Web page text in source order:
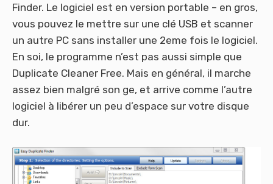
Finder. Le logiciel est en version portable – en gros,
vous pouvez le mettre sur une clé USB et scanner
un autre PC sans installer une 2eme fois le logiciel.
En soi, le programme n’est pas aussi simple que
Duplicate Cleaner Free. Mais en général, il marche
assez bien malgré son ge, et arrive comme l’autre
logiciel à libérer un peu d’espace sur votre disque
dur.